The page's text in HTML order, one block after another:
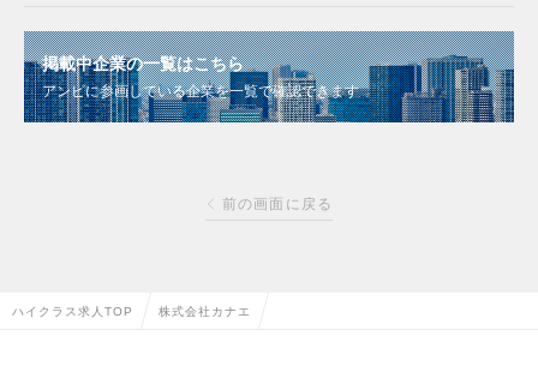
掲載中企業の一覧はこちら
アンビに参画している企業を一覧で確認できます
前の画面に戻る
ハイクラス求人TOP 株式会社カナエ